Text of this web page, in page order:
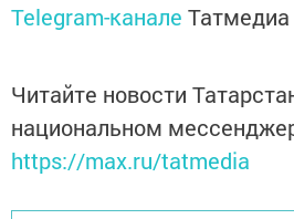
Telegram-канале Татмедиа
Читайте новости
национальном
https://max.ru/tatmedia